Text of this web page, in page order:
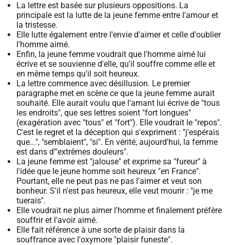
La lettre est basée sur plusieurs oppositions. La
principale est la lutte de la jeune femme entre l'amour et
la tristesse.
Elle lutte également entre l'envie d'aimer et celle d'oublier
l'homme aimé.
Enfin, la jeune femme voudrait que l'homme aimé lui
écrive et se souvienne d'elle, qu'il souffre comme elle et
en même temps qu'il soit heureux.
La lettre commence avec désillusion. Le premier
paragraphe met en scène ce que la jeune femme aurait
souhaité. Elle aurait voulu que l'amant lui écrive de "tous
les endroits", que ses lettres soient "fort longues"
(exagération avec "tous" et "fort"). Elle voudrait le "repos".
C'est le regret et la déception qui s'expriment : "j'espérais
que...", "semblaient", "si". En vérité, aujourd'hui, la femme
est dans d'"extrêmes douleurs".
La jeune femme est "jalouse" et exprime sa "fureur" à
l'idée que le jeune homme soit heureux "en France".
Pourtant, elle ne peut pas ne pas l'aimer et veut son
bonheur. S'il n'est pas heureux, elle veut mourir : "je me
tuerais".
Elle voudrait ne plus aimer l'homme et finalement préfère
souffrir et l'avoir aimé.
Elle fait référence à une sorte de plaisir dans la
souffrance avec l'oxymore "plaisir funeste".